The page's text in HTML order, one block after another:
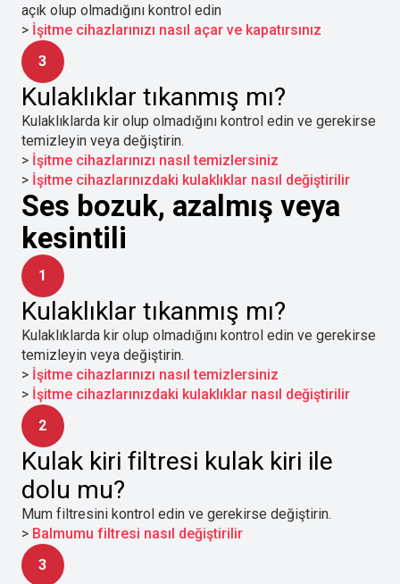
açık olup olmadığını kontrol edin
> İşitme cihazlarınızı nasıl açar ve kapatırsınız
3
Kulaklıklar tıkanmış mı?
Kulaklıklarda kir olup olmadığını kontrol edin ve gerekirse
temizleyin veya değiştirin.
> İşitme cihazlarınızı nasıl temizlersiniz
> İşitme cihazlarınızdaki kulaklıklar nasıl değiştirilir
Ses bozuk, azalmış veya
kesintili
1
Kulaklıklar tıkanmış mı?
Kulaklıklarda kir olup olmadığını kontrol edin ve gerekirse
temizleyin veya değiştirin.
> İşitme cihazlarınızı nasıl temizlersiniz
> İşitme cihazlarınızdaki kulaklıklar nasıl değiştirilir
2
Kulak kiri filtresi kulak kiri ile
dolu mu?
Mum filtresini kontrol edin ve gerekirse değiştirin.
> Balmumu filtresi nasıl değiştirilir
3